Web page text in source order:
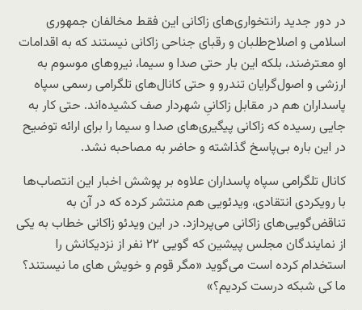
در دور جدید رانتخواری‌های زاکانی این فقط مخالفان جمهوری
اسلامی و اصلاح‌­طلبان و رقبای جناحی زاکانی نیستند که به اقدامات
او معترضند، بلکه این بار حتی صدا و سیما، نیروهای موسوم به
ارزشی و اصول‌گرایان تندرو و حتی کانال‌های تلگرامی رسمی سپاه
پاسداران هم در مقابل زاکانیِ شهردار صف کشیده‌اند. حتی کار به
جایی رسیده که زاکانی پیگیری‌های صدا و سیما را برای ارائه توضیح
در این باره بی‌پاسخ گذاشته و حاضر به مصاحبه نشد.
کانال­‌ تلگرامی سپاه پاسداران علاوه بر پوشش اخبار این انتصاب‌ها
با رویکردی انتقادی، ویدئویی هم منتشر کرده که در آن به
تناقض‌گویی‌های زاکانی می‌پردازد. در این ویدئو زاکانی خطاب به یکی
از نمایندگان مجلس پیشین که گویی ۲۲ نفر از نزدیکانش را
استخدام کرده است می­‌گوید «مگر قوم و خویش های ما نیستند؟
ما کی شبکه درست کردیم؟»